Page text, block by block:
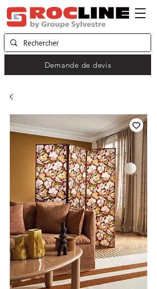
Demande de devis